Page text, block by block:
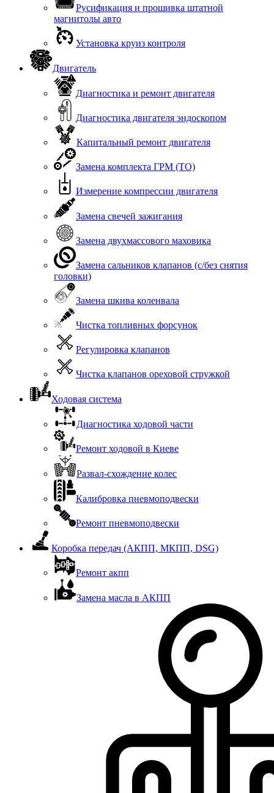
Русификация и прошивка штатной
магнитолы авто
Установка круиз контроля
Двигатель
Диагностика и ремонт двигателя
Диагностика двигателя эндоскопом
Капитальный ремонт двигателя
Замена комплекта ГРМ (ТО)
Измерение компрессии двигателя
Замена свечей зажигания
Замена двухмассового маховика
Замена сальников клапанов (с/без снятия
головки)
Замена шкива коленвала
Чистка топливных форсунок
Регулировка клапанов
Чистка клапанов ореховой стружкой
Ходовая система
Диагностика ходовой части
Ремонт ходовой в Киеве
Развал-схождение колес
Калибровка пневмоподвески
Ремонт пневмоподвески
Коробка передач (АКПП, МКПП, DSG)
Ремонт акпп
Замена масла в АКПП